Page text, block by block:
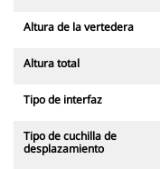
Altura de la vertedera
Altura total
Tipo de interfaz
Tipo de cuchilla de
desplazamiento